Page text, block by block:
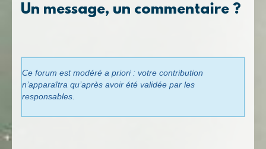
Un message, un commentaire ?
Ce forum est modéré a priori : votre contribution
n’apparaîtra qu’après avoir été validée par les
responsables.